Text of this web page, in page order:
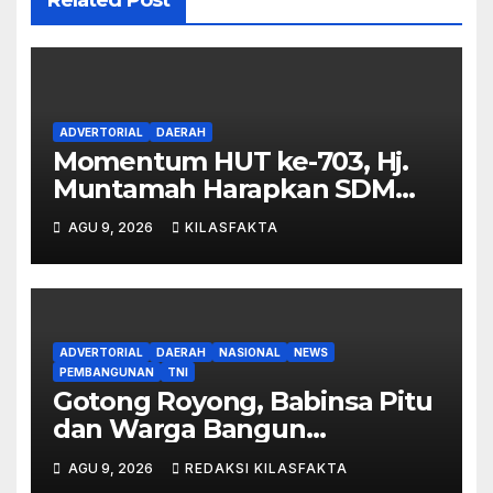
ADVERTORIAL DAERAH
Momentum HUT ke-703, Hj.
Muntamah Harapkan SDM
Meningkat dan
Kesejahteraan Masyarakat
Semakin Merata
AGU 9, 2026 KILASFAKTA
ADVERTORIAL DAERAH NASIONAL
NEWS
PEMBANGUNAN
TNI
Gotong Royong, Babinsa Pitu
dan Warga Bangun
Jembatan Garuda di Desa
Cantel
AGU 9, 2026 REDAKSI KILASFAKTA